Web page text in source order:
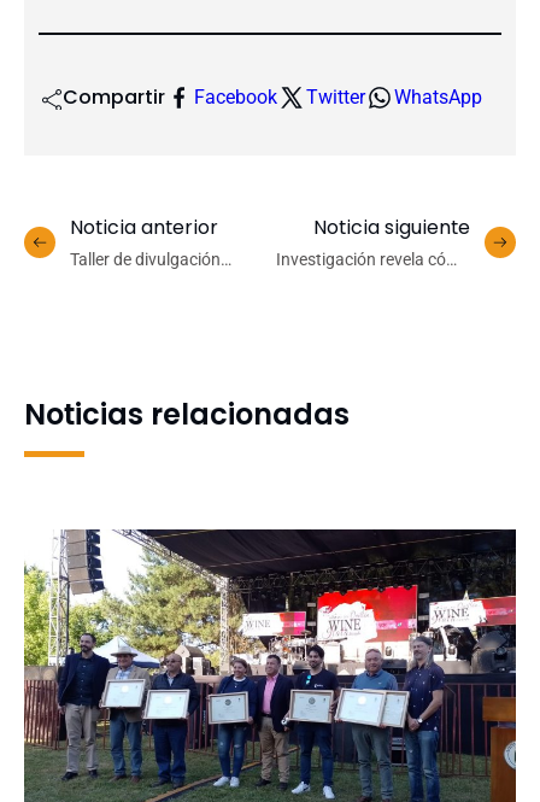
Compartir Facebook Twitter WhatsApp
Noticia anterior
Taller de divulgación
Noticia siguiente
Investigación revela cómo
Noticias relacionadas